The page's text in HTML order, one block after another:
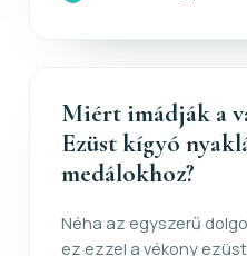
Miért imádják a
Ezüst kígyó
medálokhoz?
Néha az egyszerű
ez ezzel a vékony